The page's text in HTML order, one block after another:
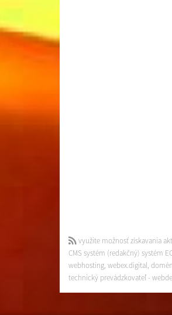
využite možnosť získavania
CMS systém (redakčný) systém
webhosting, webex.digital,
technický prevádzkovateľ-